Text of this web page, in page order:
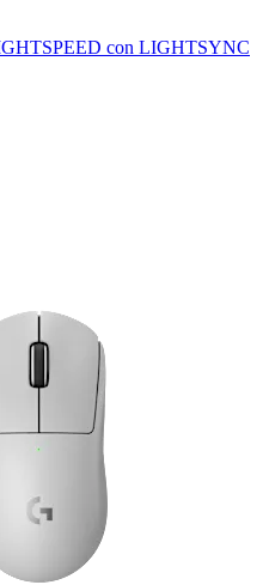
con LIGHTSYNC